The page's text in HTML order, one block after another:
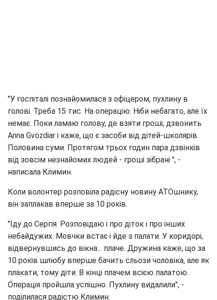
"У госпіталі познайомилася з офіцером, пухлину в
голові. Треба 15 тис. На операцію. Ніби небагато, але їх
немає. Поки ламаю голову, де взяти гроші, дзвонить
Anna Gvozdiar і каже, що є засоби від дітей-школярів.
Половина суми. Протягом трьох годин пара дзвінків
від зовсім незнайомих людей - гроші зібрані ", -
написала Климин.
Коли волонтер розповіла радісну новину АТОшнику,
він заплакав вперше за 10 років.
"Іду до Сергія. Розповідаю і про діток і про інших
небайдужих. Мовчки встає і йде з палати. У коридорі,
відвернувшись до вікна... плаче. Дружина каже, що за
10 років шлюбу вперше бачить сльози чоловіка, але як
плакати, тому діти. В кінці плачем всією палатою.
Операція пройшла успішно. Пухлину видалили", -
поділилася радістю Климин.